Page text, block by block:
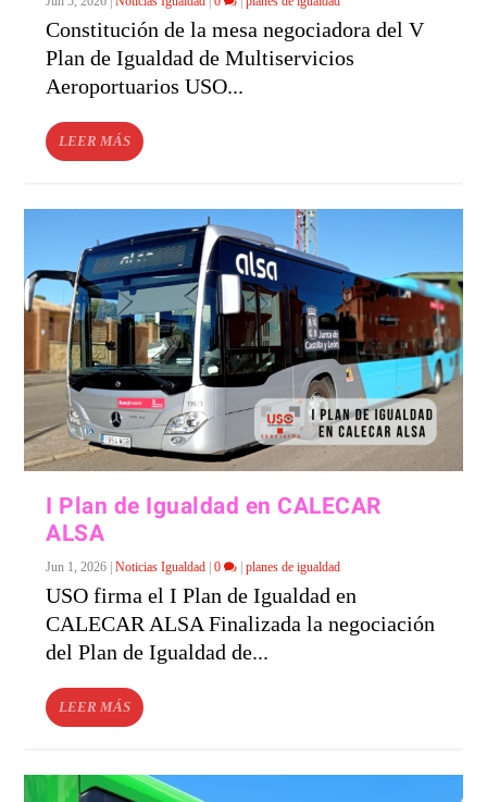
Constitución de la mesa negociadora del V
Plan de Igualdad de Multiservicios
Aeroportuarios USO...
LEER MÁS
I Plan de Igualdad en CALECAR
ALSA
Jun 1, 2026 |Noticias Igualdad |0 |planes de igualdad
USO firma el I Plan de Igualdad en
CALECAR ALSA Finalizada la negociación
del Plan de Igualdad de...
LEER MÁS